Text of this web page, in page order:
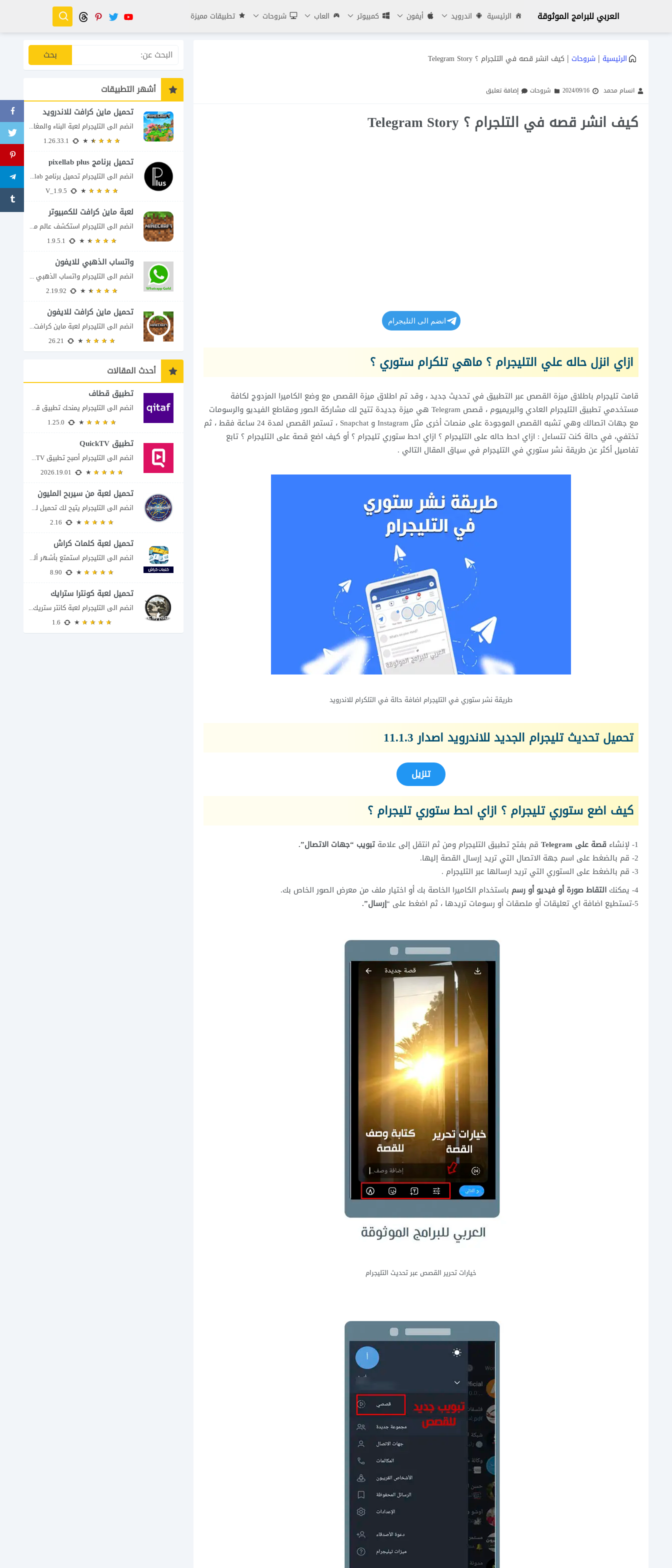
العربي للبرامج الموثوقة الرئيسية اندرويد أيفون كمبيوتر العاب شروحات تطبيقات مميزة
الرئيسية | شروحات | كيف انشر قصه في التلجرام ؟ Telegram Story
انسام محمد 2024/09/16 شروحات إضافة تعليق
كيف انشر قصه في التلجرام ؟ Telegram Story
انضم الى التليجرام
ازاي انزل حاله علي التليجرام ؟ ماهي تلكرام ستوري ؟
قامت تليجرام باطلاق ميزة القصص عبر التطبيق في تحديث جديد ، وقد تم اطلاق ميزة القصص مع وضع الكاميرا المزدوج لكافة
مستخدمي تطبيق التليجرام العادي والبريميوم ، قصص Telegram هي ميزة جديدة تتيح لك مشاركة الصور ومقاطع الفيديو والرسومات
مع جهات اتصالك وهي تشبه القصص الموجودة على منصات أخرى مثل Instagram و Snapchat ، تستمر القصص لمدة 24 ساعة فقط ، ثم
تختفي، في حالة كنت تتساءل : ازاي احط حاله على التليجرام ؟ ازاي احط ستوري تليجرام ؟ أو كيف اضع قصة على التليجرام ؟ تابع
تفاصيل أكثر عن طريقة نشر ستوري في التليجرام في سياق المقال التالي .
طريقة نشر ستوري في التليجرام اضافة حالة في التلكرام للاندرويد
تحميل تحديث تليجرام الجديد للاندرويد اصدار 11.1.3
تنزيل
كيف اضع ستوري تليجرام ؟ ازاي احط ستوري تليجرام ؟
1- لإنشاء قصة على Telegram قم بفتح تطبيق التليجرام ومن ثم انتقل إلى علامة تبويب “جهات الاتصال”.
2- قم بالضغط على اسم جهة الاتصال التي تريد إرسال القصة إليها.
3- قم بالضغط على الستوري التي تريد ارسالها عبر التليجرام .
4- يمكنك
التقاط صورة أو فيديو أو رسم باستخدام الكاميرا الخاصة بك أو اختيار ملف من معرض الصور الخاص بك.
5-تستطيع اضافة اي تعليقات أو ملصقات أو رسومات تريدها ، ثم اضغط على “
إرسال”.
خيارات تحرير القصص عبر تحديث التليجرام
أشهر التطبيقات
تحميل ماين كرافت للاندرويد
انضم الى التليجرام لعبة البناء والمغامرة التي لا تنتهي Minecraft إذا كنت تبحث عن...
تحميل برنامج pixellab plus
انضم الى التليجرام تحميل برنامج pixellab مهكر للاندرويد يعتبر تطبيق بيكسلاب من اشهر تطبيقات...
لعبة ماين كرافت للكمبيوتر
انضم الى التليجرام استكشف عالم ماين كرافت بتفاصيل مذهلة 🌟 هل أنت مستعد لمغامرة...
واتساب الذهبي للايفون
انضم الى التليجرام واتساب الذهبي 2023 للايفون إذا كنت تبحث عن واتساب الذهبي للايفون...
تحميل ماين كرافت للايفون
انضم الى التليجرام لعبة ماين كرافت للايفون Minecraft iOS تُعد لعبة Minecraft واحدة من...
أحدث المقالات
تطبيق قطاف
انضم الى التليجرام يمنحك تطبيق قطاف طريقة سهلة لمتابعة نقاط المكافآت والاستفادة منها في...
تطبيق QuickTV
انضم الى التليجرام أصبح تطبيق QuickTV من التطبيقات التي تستهدف محبي المسلسلات السريعة، إذ...
تحميل لعبة من سيربح المليون
للكمبيوتر
انضم الى التليجرام يتيح لك تحميل لعبة من سيربح المليون للكمبيوتر خوض تجربة مسابقات...
تحميل لعبة كلمات كراش
للكمبيوتر
انضم الى التليجرام استمتع بأشهر ألغاز الكلمات العربية على شاشة الكمبيوتر يتيح لك تحميل...
تحميل لعبة كونترا سترايك
انضم الى التليجرام لعبة كانتر ستريك مجانا 2026 عند البحث عن تحميل Counter-Strike للكمبيوتر...